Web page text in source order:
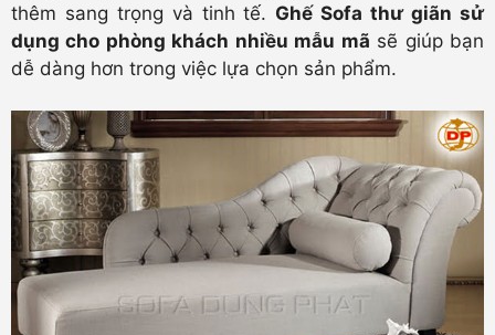
thêm sang trọng và tinh tế. Ghế Sofa thư giãn sử
dụng cho phòng khách nhiều mẫu mã sẽ giúp bạn
dễ dàng hơn trong việc lựa chọn sản phẩm.